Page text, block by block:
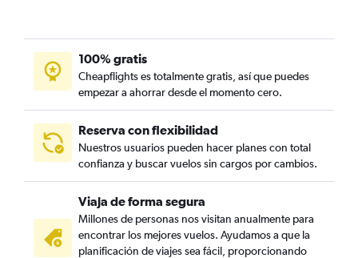
100% gratis
Cheapflights es totalmente gratis, así que puedes
empezar a ahorrar desde el momento cero.
Reserva con flexibilidad
Nuestros usuarios pueden hacer planes con total
confianza y buscar vuelos sin cargos por cambios.
Viaja de forma segura
Millones de personas nos visitan anualmente para
encontrar los mejores vuelos. Ayudamos a que la
planificación de viajes sea fácil, proporcionando